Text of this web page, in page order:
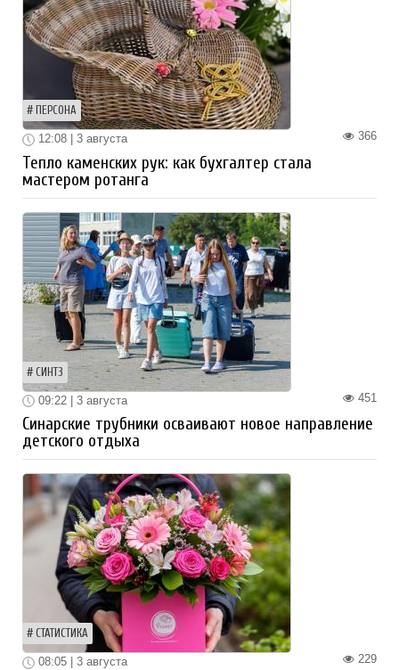
ПЕРСОНА
366
12:08 | 3 августа
Тепло каменских рук: как бухгалтер стала
мастером ротанга
СИНТЗ
451
09:22 | 3 августа
Синарские трубники осваивают новое направление
детского отдыха
СТАТИСТИКА
229
08:05 | 3 августа